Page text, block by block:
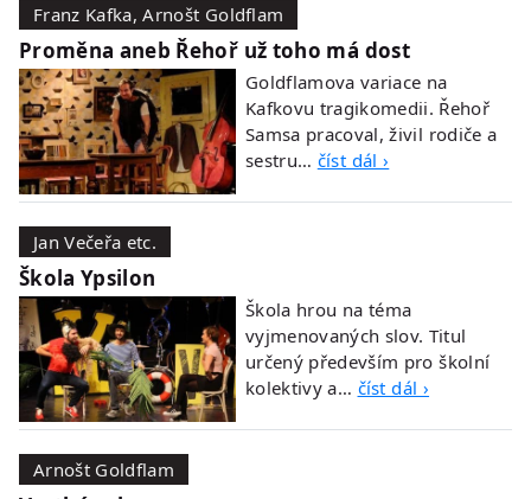
Franz Kafka, Arnošt Goldflam
Proměna aneb Řehoř už toho má dost
Goldflamova variace na
Kafkovu tragikomedii. Řehoř
Samsa pracoval, živil rodiče a
sestru… číst dál ›
Jan Večeřa etc.
Škola Ypsilon
Škola hrou na téma
vyjmenovaných slov. Titul
určený především pro školní
kolektivy a… číst dál ›
Arnošt Goldflam